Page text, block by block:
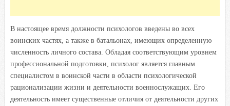
В настоящее время должности психологов введены во всех
воинских частях, а также в батальонах, имеющих определенную
численность личного состава. Обладая соответствующим уровнем
профессиональной подготовки, психолог является главным
специалистом в воинской части в области психологической
рационализации жизни и деятельности военнослужащих. Его
деятельность имеет существенные отличия от деятельности других